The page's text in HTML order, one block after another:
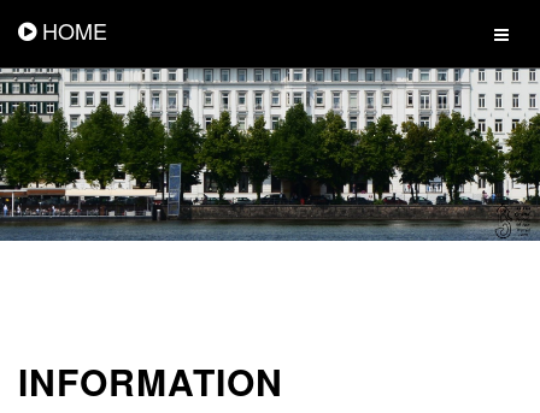
HOME
INFORMATION